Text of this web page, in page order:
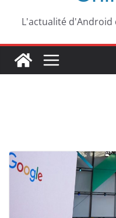
L'actualité d'Android